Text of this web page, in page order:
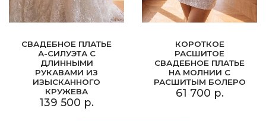
СВАДЕБНОЕ ПЛАТЬЕ
А-СИЛУЭТА С
ДЛИННЫМИ
РУКАВАМИ ИЗ
ИЗЫСКАННОГО
КРУЖЕВА
139 500 р.
КОРОТКОЕ
РАСШИТОЕ
СВАДЕБНОЕ ПЛАТЬЕ
НА МОЛНИИ С
РАСШИТЫМ БОЛЕРО
61 700 р.